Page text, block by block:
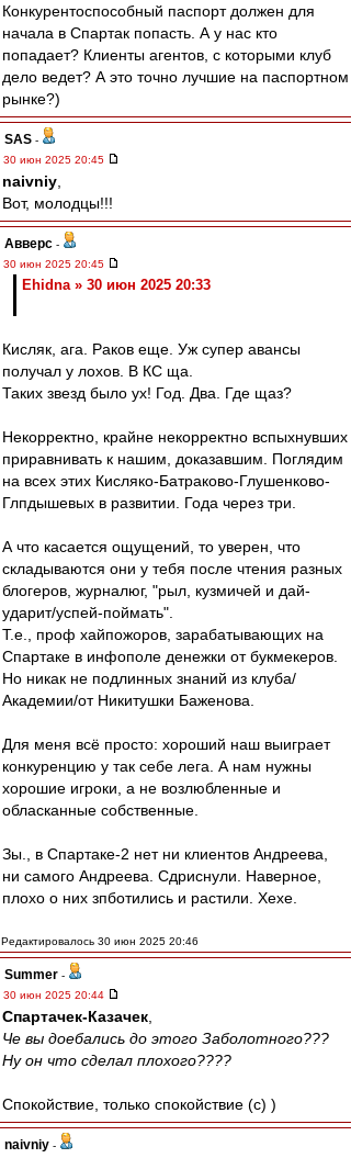
Конкурентоспособный паспорт должен для
начала в Спартак попасть. А у нас кто
попадает? Клиенты агентов, с которыми клуб
дело ведет? А это точно лучшие на паспортном
рынке?)
SAS -
30 июн 2025 20:45
naivniy
Вот, молодцы!!!
Авверс -
30 июн 2025 20:45
Ehidna » 30 июн 2025 20:33
Кисляк, ага. Раков еще. Уж супер авансы
получал у лохов. В КС ща.
Таких звезд было ух! Год. Два. Где щаз?
Некорректно, крайне некорректно вспыхнувших
приравнивать к нашим, доказавшим. Поглядим
на всех этих Кисляко-Батраково-Глушенково-
Глпдышевых в развитии. Года через три.
А что касается ощущений, то уверен, что
складываются они у тебя после чтения разных
блогеров, журналюг, "рыл, кузмичей и дай-
ударит/успей-поймать".
Т.е., проф хайпожоров, зарабатывающих на
Спартаке в инфополе денежки от букмекеров.
Но никак не подлинных знаний из клуба/
Академии/от Никитушки Баженова.
Для меня всё просто: хороший наш выиграет
конкуренцию у так себе лега. А нам нужны
хорошие игроки, а не возлюбленные и
обласканные собственные.
Зы., в Спартаке-2 нет ни клиентов Андреева,
ни самого Андреева. Сдриснули. Наверное,
плохо о них зпботились и растили. Хехе.
Редактировалось 30 июн 2025 20:46
Summer -
30 июн 2025 20:44
Спартачек-Казачек
Че вы доебались до этого Заболотного???
Ну он что сделал плохого????
Спокойствие, только спокойствие (c) )
naivniy -